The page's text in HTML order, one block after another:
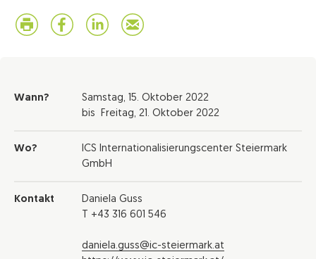
Wann? Samstag, 15. Oktober 2022
bis Freitag, 21. Oktober 2022
Wo?
ICS Internationalisierungscenter Steiermark
GmbH
Kontakt
Daniela Guss
T +43 316 601 546
daniela.guss@ic-steiermark.at